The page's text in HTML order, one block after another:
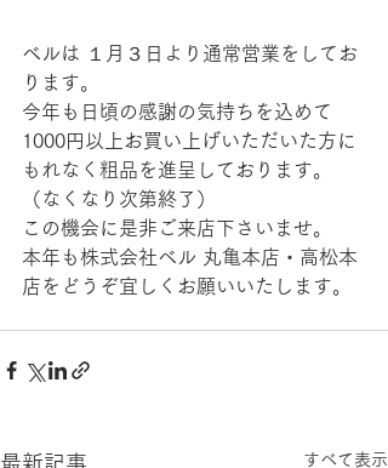
ベルは １月３日より通常営業をしてお
ります。
今年も日頃の感謝の気持ちを込めて
1000円以上お買い上げいただいた方に
もれなく粗品を進呈しております。
（なくなり次第終了）
この機会に是非ご来店下さいませ。
本年も株式会社ベル 丸亀本店・高松本
店をどうぞ宜しくお願いいたします。
最新記事 すべて表示